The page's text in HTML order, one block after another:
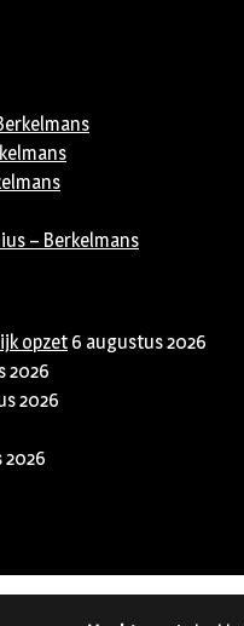
– Berkelmans
opzet 6 augustus 2026
2026
2026
2026